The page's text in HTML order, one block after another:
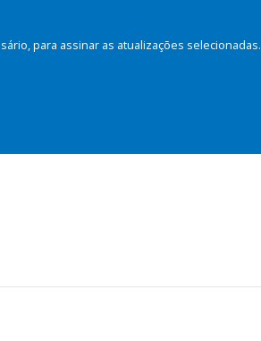
para assinar as atualizações selecionadas.